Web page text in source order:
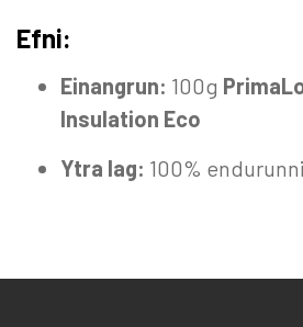
Efni:
Einangrun: 100g
Insulation Eco
Ytra lag: 100%